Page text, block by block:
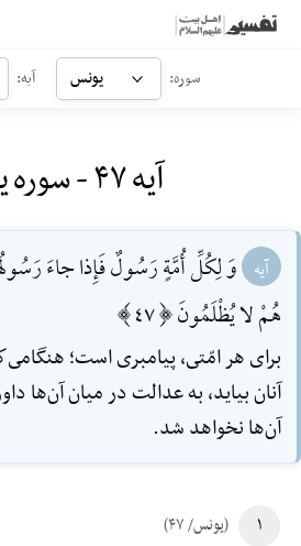
صفحه‌اصلی
سوره: یونس آیه:
آیه ۴۷ - سوره یونس
آیه وَ لِكُلِّ أُمَّةٍ رَسُولٌ فَإِذا جاءَ
هُمْ لا يُظْلَمُونَ [47]
براى هر امّتى، پيامبرى است؛
آنان بيايد، به عدالت در ميان آن‌ها
آن‌ها نخواهد شد.
۱ (یونس/ ۴۷)